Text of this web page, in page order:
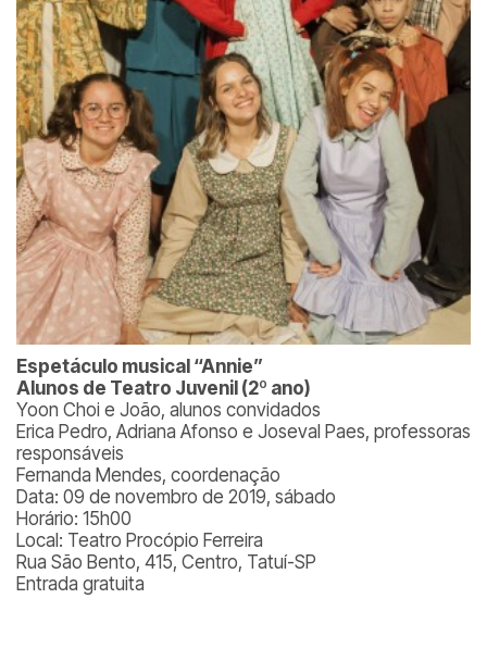
Espetáculo musical “Annie”
Alunos de Teatro Juvenil (2º ano)
Yoon Choi e João, alunos convidados
Erica Pedro, Adriana Afonso e Joseval Paes, professoras
responsáveis
Fernanda Mendes, coordenação
Data: 09 de novembro de 2019, sábado
Horário: 15h00
Local: Teatro Procópio Ferreira
Rua São Bento, 415, Centro, Tatuí-SP
Entrada gratuita